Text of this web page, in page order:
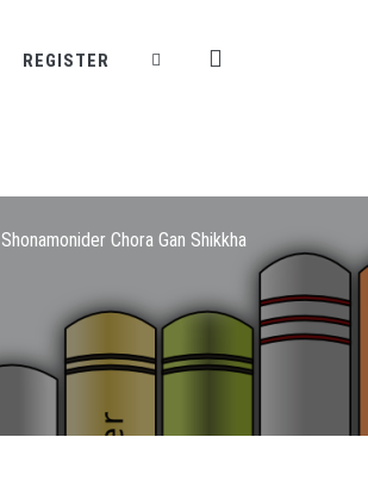
REGISTER
Shonamonider Chora Gan Shikkha